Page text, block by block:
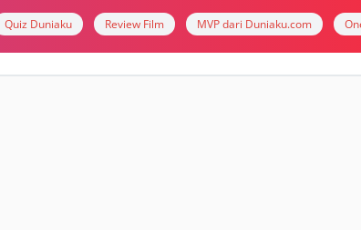
Quiz Duniaku Review Film MVP dari Duniaku.com